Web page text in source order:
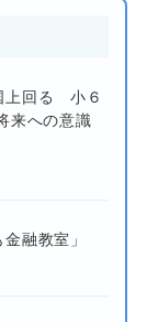
上回る 小６
来への意識
融教室」